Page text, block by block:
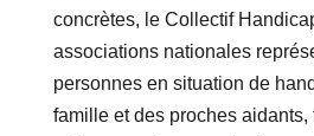
concrètes, le Collectif
associations nationales
personnes en situation de
famille et des proches aidants,